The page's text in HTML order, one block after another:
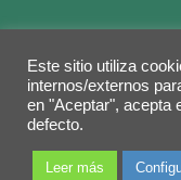
Legal warning
© 2026
Este sitio utiliza
internos/externos
en "Aceptar", acepta
defecto.
Leer más